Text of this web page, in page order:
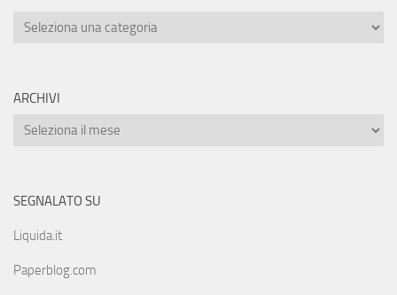
ARCHIVI
SEGNALATO SU
Liquida.it
Paperblog.com